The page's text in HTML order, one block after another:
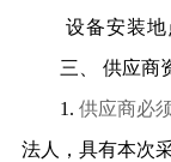
设备安装地
三、 供应商
1. 供应商必
法人，具有本次